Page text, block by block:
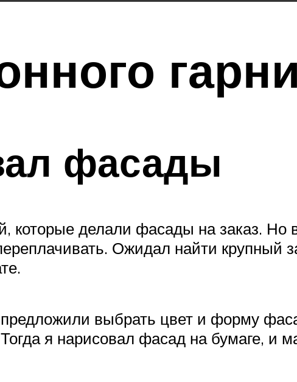
фасады
которые делали фасады на заказ. Но
Ожидал найти крупный
выбрать цвет и форму
я нарисовал фасад на бумаге, и